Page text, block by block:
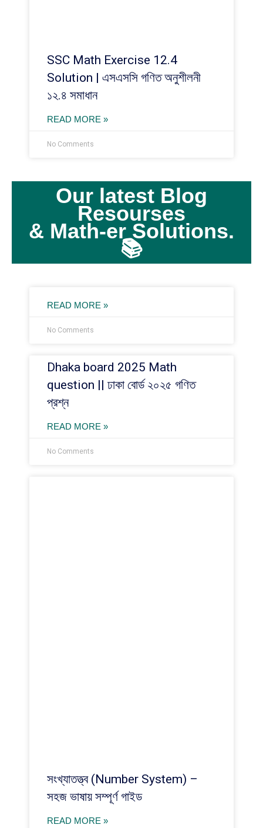
SSC Math Exercise 12.4
Solution | এসএসসি গণিত অনুশীলনী
১২.৪ সমাধান
READ MORE »
No Comments
Our latest Blog
Resourses
& Math-er Solutions.
📚
READ MORE »
No Comments
Dhaka board 2025 Math
question || ঢাকা বোর্ড ২০২৫ গণিত
প্রশ্ন
READ MORE »
No Comments
সংখ্যাতত্ত্ব (Number System) –
সহজ ভাষায় সম্পূর্ণ গাইড
READ MORE »